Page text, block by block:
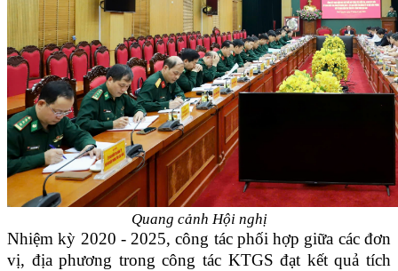
Quang cảnh Hội nghị
Nhiệm kỳ 2020 - 2025, công tác phối hợp giữa các đơn
vị, địa phương trong công tác KTGS đạt kết quả tích